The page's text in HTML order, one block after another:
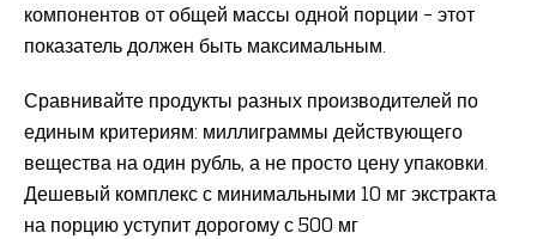
компонентов от общей массы одной порции – этот
показатель должен быть максимальным.
Сравнивайте продукты разных производителей по
единым критериям: миллиграммы действующего
вещества на один рубль, а не просто цену упаковки.
Дешевый комплекс с минимальными 10 мг экстракта
на порцию уступит дорогому с 500 мг